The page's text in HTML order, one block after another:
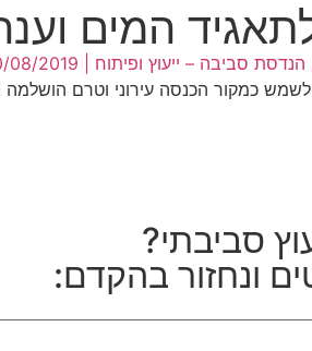
המים
סביבה – ייעוץ ופיתוח |
כמקור הכנסה עירוני וטרם
סביבתי?
ונחזור בהקדם: